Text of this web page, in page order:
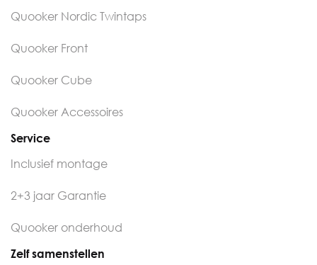
Quooker Nordic Twintaps
Quooker Front
Quooker Cube
Quooker Accessoires
Service
Inclusief montage
2+3 jaar Garantie
Quooker onderhoud
Zelf samenstellen